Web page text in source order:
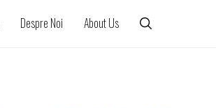
Despre Noi About Us